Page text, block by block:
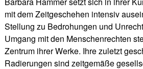
mit dem Zeitgeschehen intensiv
Stellung zu Bedrohungen und
Umgang mit den Menschenrechten
Zentrum ihrer Werke. Ihre zuletzt
Radierungen sind zeitgemäße